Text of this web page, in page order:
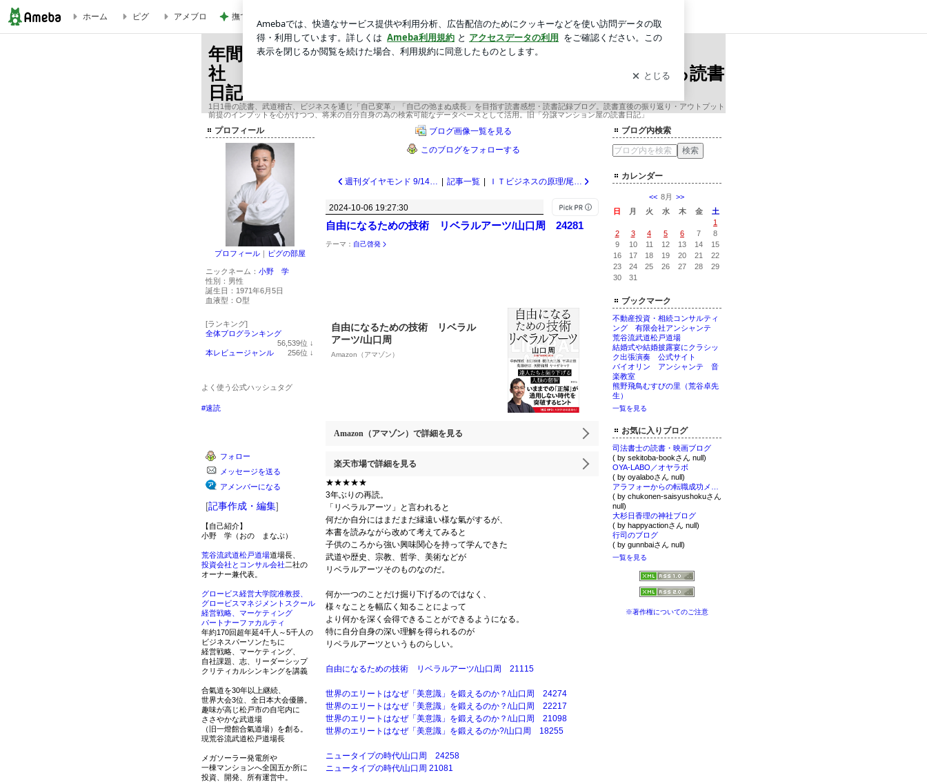
自由になるための技術 リベラルアーツ/山口周 24281 | 年間365冊×今年22年目 武道場主 兼 投資会社・コンサル会社 オーナー社長 兼 グロービス経営大学院准教授による読書日記
ホーム ピグ アメブロ 撫でられ要員が増え神妙な顔の猫
年間365冊×今年22年目 武道場主 兼 投資会社・コンサル会
社 オーナー社長 兼 グロービス経営大学院准教授による読書
日記
1日1冊の読書、武道稽古、ビジネスを通じ「自己変革」「自己の弛まぬ成長」を目指す読書感想・読書記録ブログ。読書直後の振り返り・アウトプット
前提のインプットを心がけつつ、将来の自分自身の為の検索可能なデータベースとして活用。旧「分譲マンション屋の読書日記」
プロフィール
プロフィール ｜ ピグの部屋
ニックネーム： 小野 学
性別： 男性
誕生日： 1971年6月5日
血液型： O型
[ランキング]
全体ブログランキング
56,539位 ↓
本レビュージャンル 256位 ↓
よく使う公式ハッシュタグ
#速読
フォロー
メッセージを送る
アメンバーになる
[記事作成・編集]
【自己紹介】
小野 学（おの まなぶ）
荒谷流武道松戸道場道場長、
投資会社とコンサル会社二社の
オーナー兼代表。
グロービス経営大学院准教授、
グロービスマネジメントスクール
経営戦略、マーケティング
パートナーファカルティ
年約170回超年延4千人～5千人の
ビジネスパーソンたちに
経営戦略、マーケティング、
自社課題、志、リーダーシップ
クリティカルシンキングを講義
合氣道を30年以上継続、
世界大会3位、全日本大会優勝。
趣味が高じ松戸市の自宅内に
ささやかな武道場
（旧一燈館合氣道場）を創る。
現荒谷流武道松戸道場長
メガソーラー発電所や
一棟マンションへ全国五か所に
投資、開発、所有運営中。
ブログ画像一覧を見る
このブログをフォローする
週刊ダイヤモンド 9/14・21 後悔しない歯医者選び 24282 記事一覧 ＩＴビジネスの原理/尾原和啓 24280
2024-10-06 19:27:30
自由になるための技術 リベラルアーツ/山口周 24281
テーマ： 自己啓発
自由になるための技術 リベラル
アーツ/山口周
Amazon（アマゾン）
Amazon（アマゾン） で詳細を見る
楽天市場で詳細を見る
★★★★★
3年ぶりの再読。
「リベラルアーツ」と言われると
何だか自分にはまだまだ縁遠い様な氣がするが、
本書を読みながら改めて考えてみると
子供のころから強い興味関心を持って学んできた
武道や歴史、宗教、哲学、美術などが
リベラルアーツそのものなのだ。
何か一つのことだけ掘り下げるのではなく、
様々なことを幅広く知ることによって
より何かを深く会得できることができるようになる。
特に自分自身の深い理解を得られるのが
リベラルアーツというものらしい。
自由になるための技術 リベラルアーツ/山口周 21115
世界のエリートはなぜ「美意識」を鍛えるのか？/山口周 24274
世界のエリートはなぜ「美意識」を鍛えるのか？/山口周 22217
世界のエリートはなぜ「美意識」を鍛えるのか？/山口周 21098
世界のエリートはなぜ「美意識」を鍛えるのか?/山口周 18255
ニュータイプの時代/山口周 24258
ニュータイプの時代/山口周 21081
ブログ内検索
カレンダー
<< 8月 >>
日
月 火 水 木 金
土
1
2
3 4 5 6 7
8
9
10 11 12 13 14
15
16
17 18 19 20 21
22
23
24 25 26 27 28
29
30
31
ブックマーク
不動産投資・相続コンサルティ
ング 有限会社アンシャンテ
荒谷流武道松戸道場
結婚式や結婚披露宴にクラシッ
ク出張演奏 公式サイト
バイオリン アンシャンテ 音
楽教室
熊野飛鳥むすびの里（荒谷卓先
生）
一覧を見る
お気に入りブログ
司法書士の読書・映画ブログ
( by sekitoba-bookさん null)
OYA-LABO／オヤラボ
( by oyalaboさん null)
( by chukonen-saisyushokuさん
null)
大杉日香理の神社ブログ
( by happyactionさん null)
行司のブログ
( by gunnbaiさん null)
一覧を見る
※著作権についてのご注意